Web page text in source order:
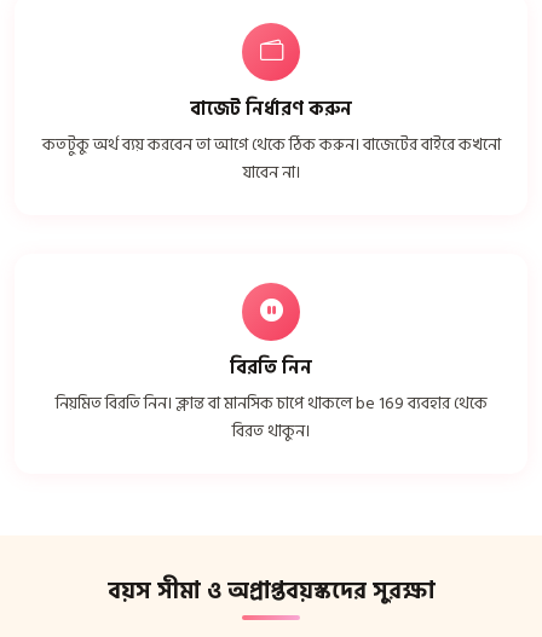
বাজেট নির্ধারণ করুন
কতটুকু অর্থ ব্যয় করবেন তা আগে থেকে ঠিক করুন। বাজেটের বাইরে কখনো
যাবেন না।
বিরতি নিন
নিয়মিত বিরতি নিন। ক্লান্ত বা মানসিক চাপে থাকলে be 169 ব্যবহার থেকে
বিরত থাকুন।
বয়স সীমা ও অপ্রাপ্তবয়স্কদের সুরক্ষা